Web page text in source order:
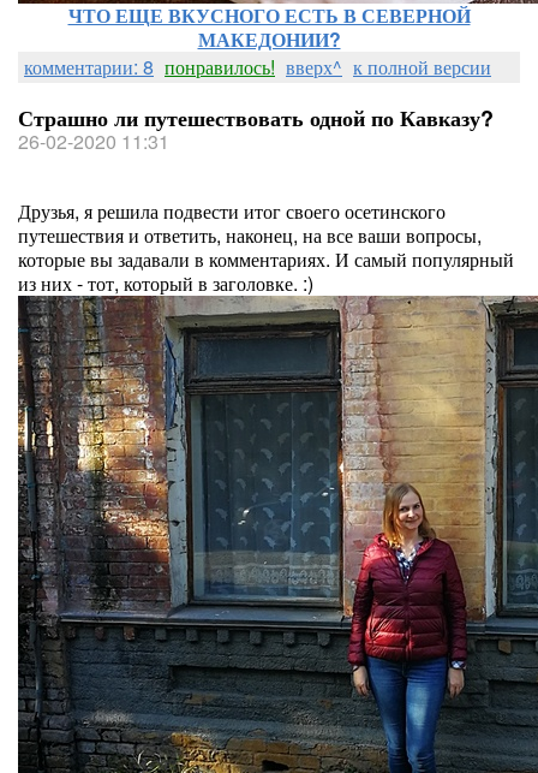
ЧТО ЕЩЕ ВКУСНОГО ЕСТЬ В СЕВЕРНОЙ
МАКЕДОНИИ?
комментарии: 8 понравилось! вверх^ к полной версии
Страшно ли путешествовать одной по Кавказу?
26-02-2020 11:31
Друзья, я решила подвести итог своего осетинского
путешествия и ответить, наконец, на все ваши вопросы,
которые вы задавали в комментариях. И самый популярный
из них - тот, который в заголовке. :)